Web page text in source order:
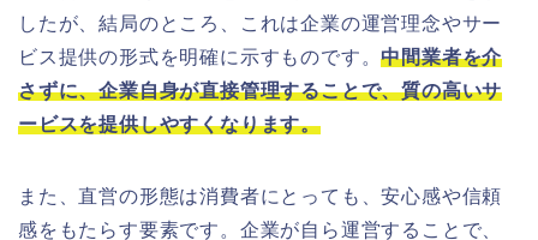
したが、結局のところ、これは企業の運営理念やサー
ビス提供の形式を明確に示すものです。中間業者を介
さずに、企業自身が直接管理することで、質の高いサ
ービスを提供しやすくなります。
また、直営の形態は消費者にとっても、安心感や信頼
感をもたらす要素です。企業が自ら運営することで、